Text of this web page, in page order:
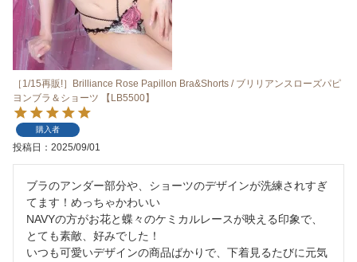
［1/15再販!］Brilliance Rose Papillon Bra&Shorts / ブリリアンスローズパピ
ヨンブラ＆ショーツ 【LB5500】
購入者
投稿日 2025/09/01
ブラのアンダー部分や、ショーツのデザインが洗練されすぎ
てます！めっちゃかわいい
NAVYの方がお花と蝶々のケミカルレースが映える印象で、
とても素敵、好みでした！
いつも可愛いデザインの商品ばかりで、下着見るたびに元気